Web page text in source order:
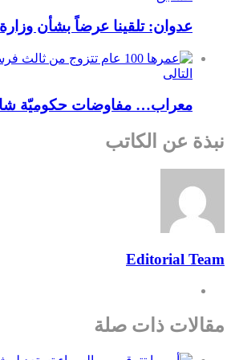
عدوان: تلقينا عرضاً بشأن
التالى
معراب… مفاوضات حكوميّة
نبذة عن الكاتب
Editorial Team
مقالات ذات صلة